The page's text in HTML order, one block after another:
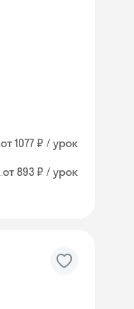
от 1077 ₽ / урок
от 893 ₽ / урок